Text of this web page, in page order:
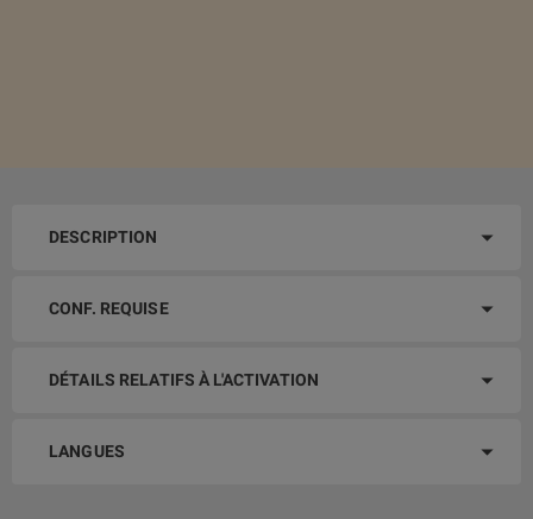
DESCRIPTION
CONF. REQUISE
DÉTAILS RELATIFS À L'ACTIVATION
LANGUES